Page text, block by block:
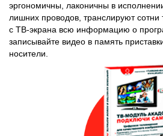
эргономичны, лаконичны в
лишних проводов, транслируют сотни
с ТВ-экрана всю информацию о
записывайте видео в память
носители.